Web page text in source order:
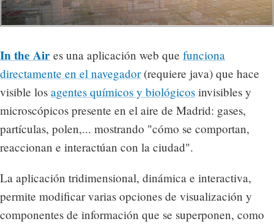
In the Air es una aplicación web que funciona
directamente en el navegador(requiere java) que hace
visible los agentes químicos y biológicos invisibles y
microscópicos presente en el aire de Madrid: gases,
partículas, polen,... mostrando "cómo se comportan,
reaccionan e interactúan con la ciudad".
La aplicación tridimensional, dinámica e interactiva,
permite modificar varias opciones de visualización y
componentes de información que se superponen, como